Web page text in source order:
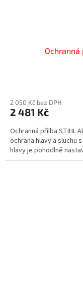
Ochranná
2 050 Kč bez DPH
2 481 Kč
Ochranná přilba STIHL
ochrana hlavy a sluchu
hlavy je pohodlně